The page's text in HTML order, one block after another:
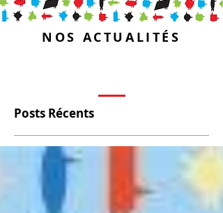
NOS ACTUALITÉS
Posts Récents